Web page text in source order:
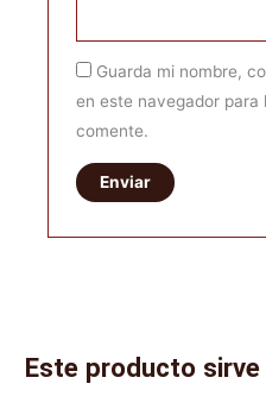
Guarda mi nombre,
en este navegador para
comente.
Este producto